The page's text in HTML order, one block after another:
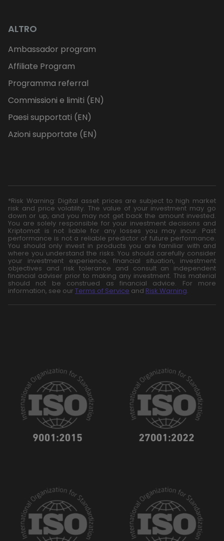
ALTRO
Ambassador program
Affiliate Program
Programma referral
Commissioni e limiti (EN)
Paesi supportati (EN)
Azioni supportate (EN)
*Risk Warning: Digital asset prices are subject to high market
risk and price volatility. The value of your investment may go
down or up, and you may not get back the amount invested.
You are solely responsible for your investment decisions and
Kriptomat is not liable for any losses you may incur. Past
performance is not a reliable predictor of future performance.
You should only invest in products you are familiar with and
where you understand the risks. You should carefully consider
your investment experience, financial situation, investment
objectives and risk tolerance and consult an independent
financial adviser prior to making any investment. This material
should not be construed as financial advice. For more
information, see our Terms of Service and Risk Warning.